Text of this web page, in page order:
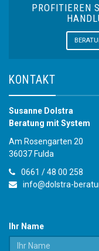
PROFITIEREN
KONTAKT
Susanne Dolstra
Beratung mit System
Am Rosengarten 20
36037 Fulda
0661 / 48 00 258
info@dolstra-
Ihr Name